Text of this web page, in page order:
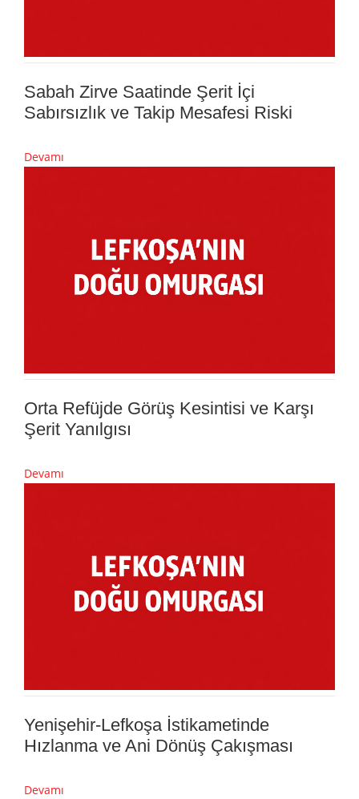
Sabah Zirve Saatinde Şerit İçi
Sabırsızlık ve Takip Mesafesi Riski
Devamı
Orta Refüjde Görüş Kesintisi ve Karşı
Şerit Yanılgısı
Devamı
Yenişehir-Lefkoşa İstikametinde
Hızlanma ve Ani Dönüş Çakışması
Devamı